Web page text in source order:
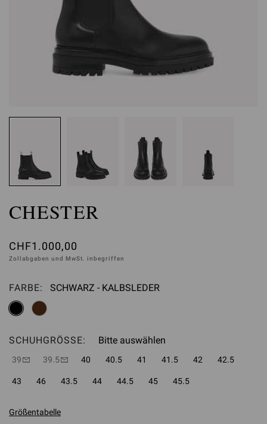
CHESTER
CHF1.000,00
Zollabgaben und MwSt. inbegriffen
FARBE: Bitte auswählen
SCHWARZ - KALBSLEDER
SCHUHGRÖSSE: Bitte auswählen
39 39.5 40 40.5 41 41.5 42 42.5
43 46 43.5 44 44.5 45 45.5
Größentabelle